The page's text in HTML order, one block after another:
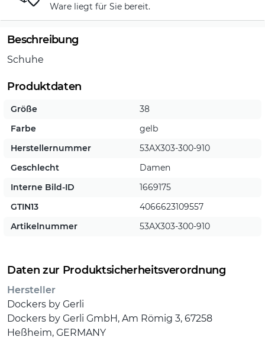
Ware liegt für Sie bereit.
Beschreibung
Schuhe
Produktdaten
Größe
38
Farbe
gelb
Herstellernummer
53AX303-300-910
Geschlecht
Damen
Interne Bild-ID
1669175
GTIN13
4066623109557
Artikelnummer
53AX303-300-910
Daten zur Produktsicherheitsverordnung
Hersteller
Dockers by Gerli
Dockers by Gerli GmbH, Am Römig 3, 67258
Heßheim, GERMANY